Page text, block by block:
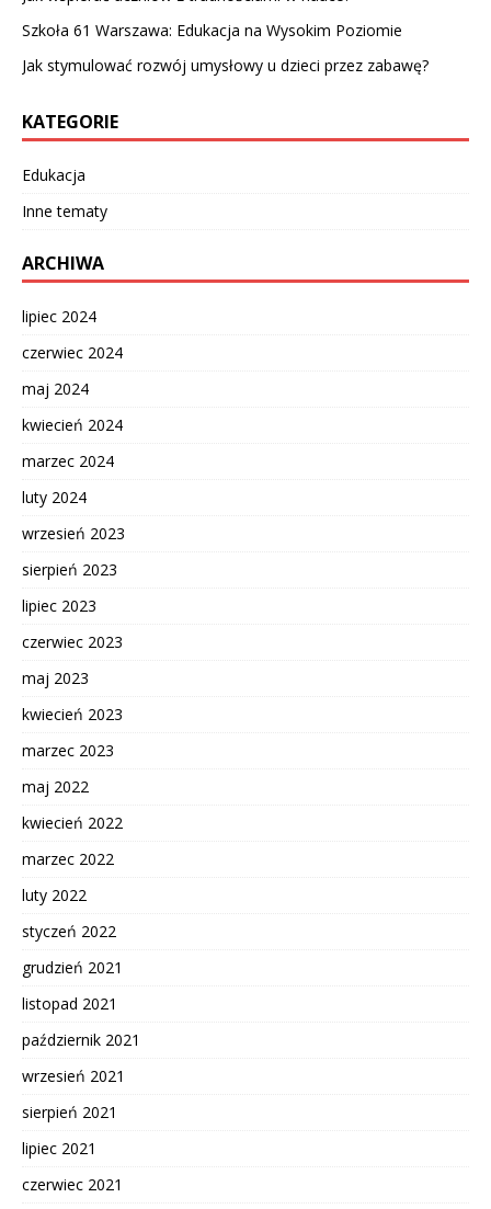
Szkoła 61 Warszawa: Edukacja na Wysokim Poziomie
Jak stymulować rozwój umysłowy u dzieci przez zabawę?
KATEGORIE
Edukacja
Inne tematy
ARCHIWA
lipiec 2024
czerwiec 2024
maj 2024
kwiecień 2024
marzec 2024
luty 2024
wrzesień 2023
sierpień 2023
lipiec 2023
czerwiec 2023
maj 2023
kwiecień 2023
marzec 2023
maj 2022
kwiecień 2022
marzec 2022
luty 2022
styczeń 2022
grudzień 2021
listopad 2021
październik 2021
wrzesień 2021
sierpień 2021
lipiec 2021
czerwiec 2021